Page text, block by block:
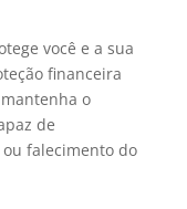
você e a sua
financeira
o
de
falecimento do